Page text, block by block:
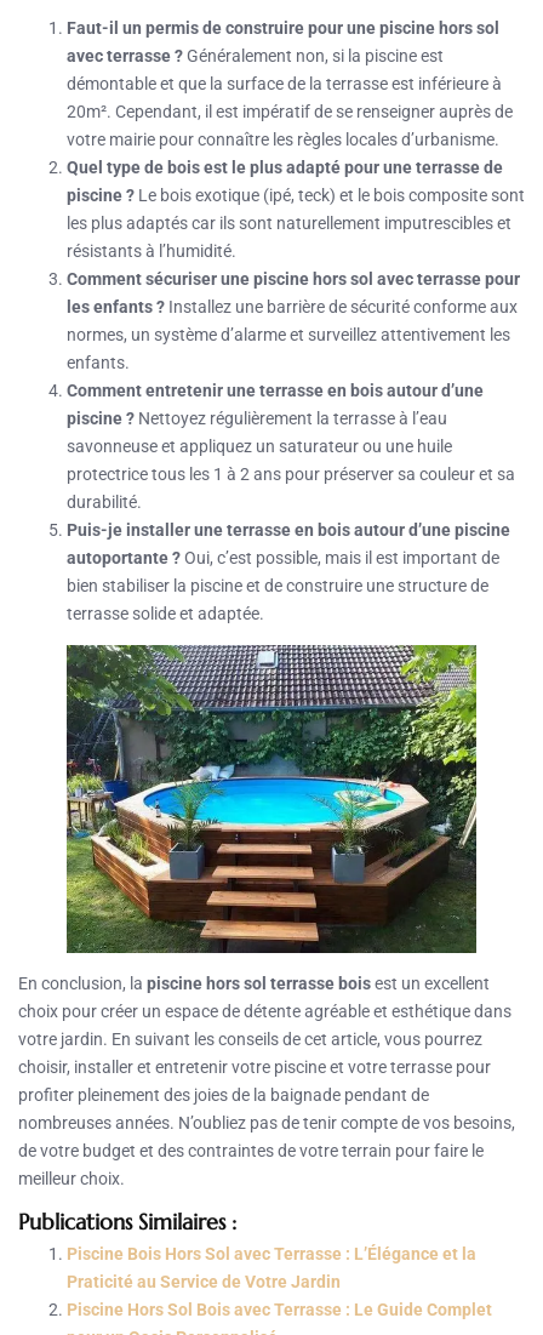
Faut-il un permis de construire pour une piscine hors sol
avec terrasse ?Généralement non, si la piscine est
démontable et que la surface de la terrasse est inférieure à
20m². Cependant, il est impératif de se renseigner auprès de
votre mairie pour connaître les règles locales d’urbanisme.
Quel type de bois est le plus adapté pour une terrasse de
piscine ? Le bois exotique (ipé, teck) et le bois composite sont
les plus adaptés car ils sont naturellement imputrescibles et
résistants à l’humidité.
Comment sécuriser une piscine hors sol avec terrasse pour
les enfants ? Installez une barrière de sécurité conforme aux
normes, un système d’alarme et surveillez attentivement les
enfants.
Comment entretenir une terrasse en bois autour d’une
piscine ? Nettoyez régulièrement la terrasse à l’eau
savonneuse et appliquez un saturateur ou une huile
protectrice tous les 1 à 2 ans pour préserver sa couleur et sa
durabilité.
Puis-je installer une terrasse en bois autour d’une piscine
autoportante ?Oui, c’est possible, mais il est important de
bien stabiliser la piscine et de construire une structure de
terrasse solide et adaptée.
En conclusion, la piscine hors sol terrasse boisest un excellent
choix pour créer un espace de détente agréable et esthétique dans
votre jardin. En suivant les conseils de cet article, vous pourrez
choisir, installer et entretenir votre piscine et votre terrasse pour
profiter pleinement des joies de la baignade pendant de
nombreuses années. N’oubliez pas de tenir compte de vos besoins,
de votre budget et des contraintes de votre terrain pour faire le
meilleur choix.
Publications Similaires :
Piscine Bois Hors Sol avec Terrasse : L’Élégance et la
Praticité au Service de Votre Jardin
Piscine Hors Sol Bois avec Terrasse : Le Guide Complet